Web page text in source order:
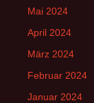
Mai 2024
April 2024
März 2024
Februar 2024
Januar 2024